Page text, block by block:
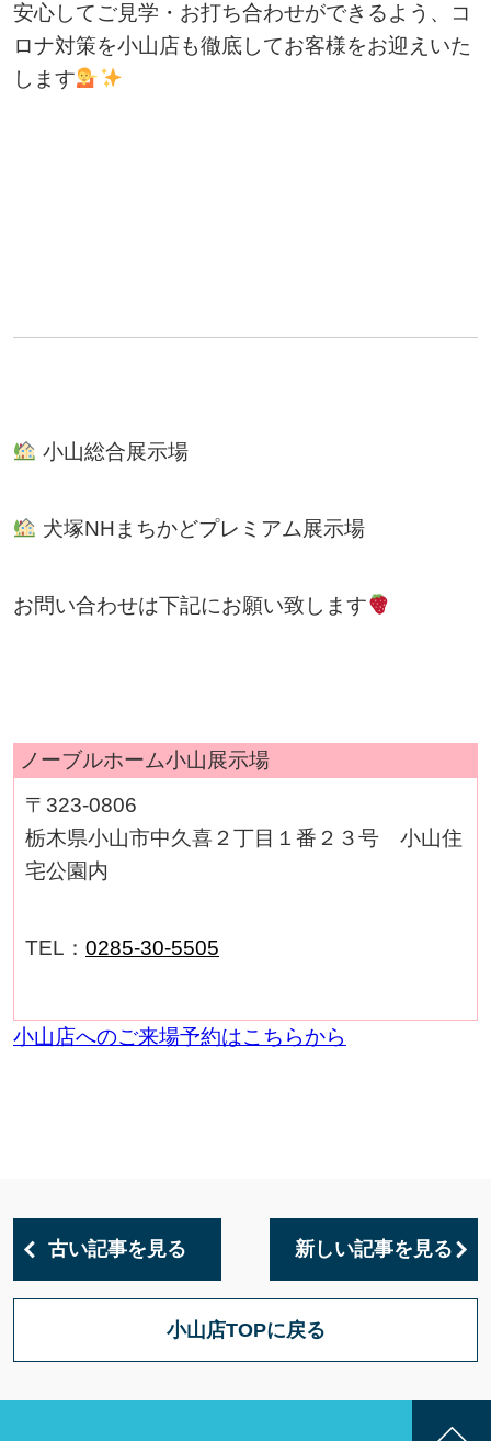
安心してご見学・お打ち合わせができるよう、コ
ロナ対策を小山店も徹底してお客様をお迎えいた
します
小山総合展示場
犬塚NHまちかどプレミアム展示場
お問い合わせは下記にお願い致します
ノーブルホーム小山展示場
〒323-0806
栃木県小山市中久喜２丁目１番２３号 小山住
宅公園内
TEL： 0285-30-5505
小山店へのご来場予約はこちらから
古い記事を見る 新しい記事を見る
小山店TOPに戻る